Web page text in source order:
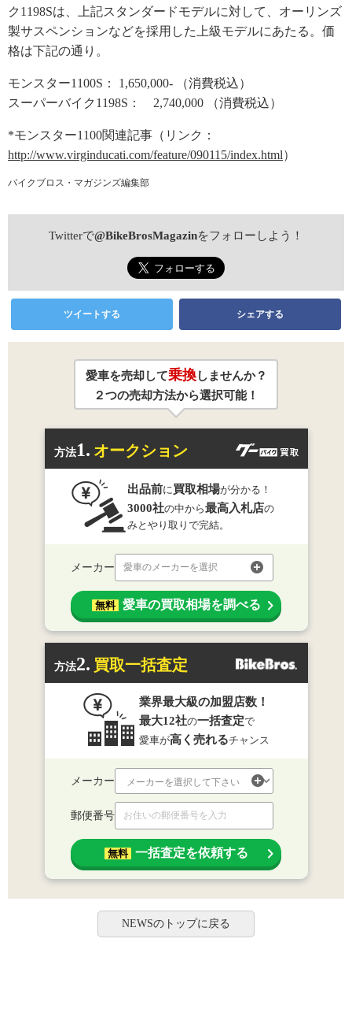
ク1198Sは、上記スタンダードモデルに対して、オーリンズ
製サスペンションなどを採用した上級モデルにあたる。価
格は下記の通り。
モンスター1100S： 1,650,000- （消費税込）
スーパーバイク1198S： 2,740,000 （消費税込）
*モンスター1100関連記事（リンク：
http://www.virginducati.com/feature/090115/index.html）
バイクブロス・マガジンズ編集部
Twitterで@BikeBrosMagazinをフォローしよう！
ツイートする シェアする
愛車を売却して乗換しませんか？
２つの売却方法から選択可能！
方法1. オークション
出品前に買取相場が分かる！
3000社の中から最高入札店の
みとやり取りで完結。
メーカー 愛車のメーカーを選択
無料 愛車の買取相場を調べる
方法2. 買取一括査定
業界最大級の加盟店数！
最大12社の一括査定で
愛車が高く売れるチャンス
メーカー
郵便番号
無料 一括査定を依頼する
NEWSのトップに戻る